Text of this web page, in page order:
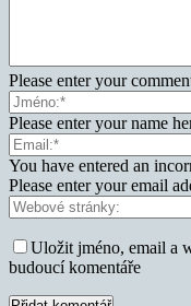
Please enter your
Please enter your name
You have entered an
Please enter your email
Uložit jméno, email a
budoucí komentáře